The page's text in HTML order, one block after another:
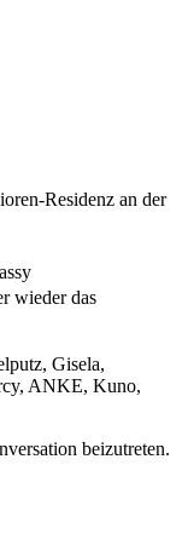
Residenz an der
wieder das
, Gisela,
, ANKE, Kuno,
beizutreten.